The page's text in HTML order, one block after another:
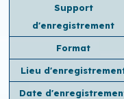
Support
d'enregistrement
Format
Lieu
Date